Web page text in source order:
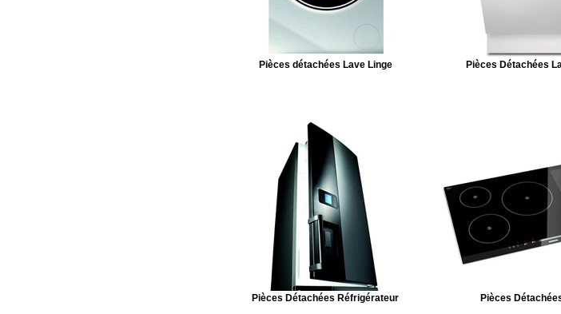
Pièces détachées Lave Linge Pièces Détachées
Pièces Détachées Réfrigérateur Pièces